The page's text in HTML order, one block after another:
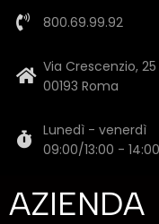
800.69.99.92
Via Crescenzio, 25
00193 Roma
Lunedì - venerdì
09:00/13:00 -
AZIENDA